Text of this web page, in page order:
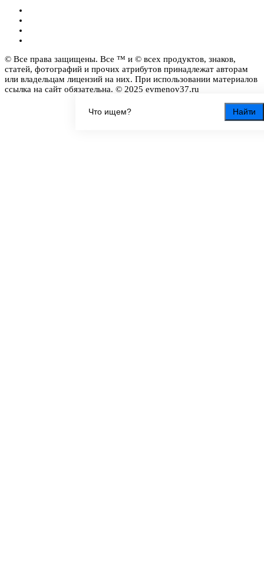
Найти
© Все права защищены. Все ™ и © всех продуктов, знаков,
статей, фотографий и прочих атрибутов принадлежат авторам
или владельцам лицензий на них. При использовании материалов
ссылка на сайт обязательна. © 2025 evmenov37.ru